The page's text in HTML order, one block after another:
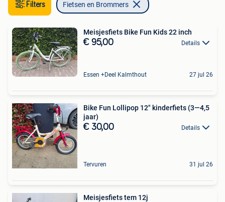
Filters Fietsen en Brommers
Meisjesfiets Bike Fun Kids 22 inch
€ 95,00 Details
Essen +Deel Kalmthout 27 jul 26
Bike Fun Lollipop 12" kinderfiets (3—4,5
jaar)
€ 30,00 Details
Tervuren 31 jul 26
Meisjesfiets tem 12j